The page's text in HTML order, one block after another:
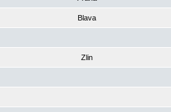
Blava
Zlin